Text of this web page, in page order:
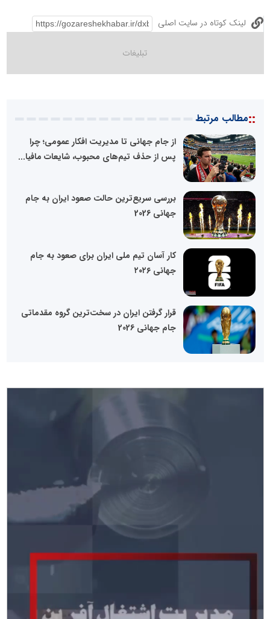
لینک کوتاه در سایت اصلی
::مطالب مرتبط
از جام جهانی تا مدیریت افکار عمومی؛ چرا
پس از حذف تیم‌های محبوب، شایعات مافیا...
بررسی سریع‌ترین حالت صعود ایران به جام
جهانی 2026
کار آسان تیم ملی ایران برای صعود به جام
جهانی ۲۰۲۶
قرار گرفتن ایران در سخت‌ترین گروه مقدماتی
جام جهانی 2026